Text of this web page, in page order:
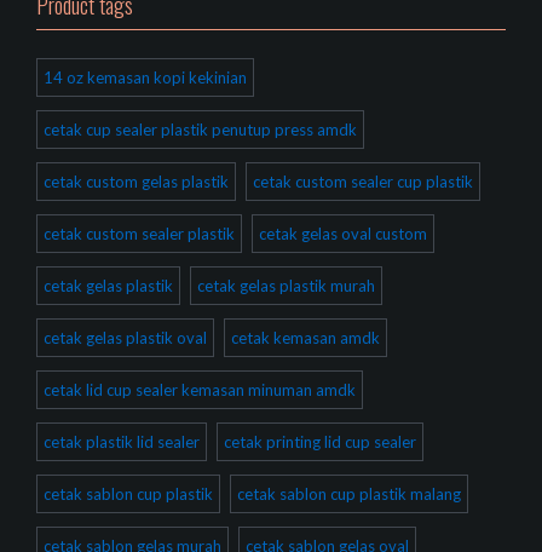
14 oz kemasan kopi kekinian
cetak cup sealer plastik penutup press amdk
cetak custom gelas plastik cetak custom sealer cup plastik
cetak custom sealer plastik cetak gelas oval custom
cetak gelas plastik cetak gelas plastik murah
cetak gelas plastik oval cetak kemasan amdk
cetak lid cup sealer kemasan minuman amdk
cetak plastik lid sealer cetak printing lid cup sealer
cetak sablon cup plastik cetak sablon cup plastik malang
cetak sablon gelas murah cetak sablon gelas oval